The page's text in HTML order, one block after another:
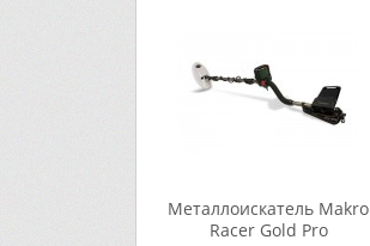
Металлоискатель Makro
Racer Gold Pro